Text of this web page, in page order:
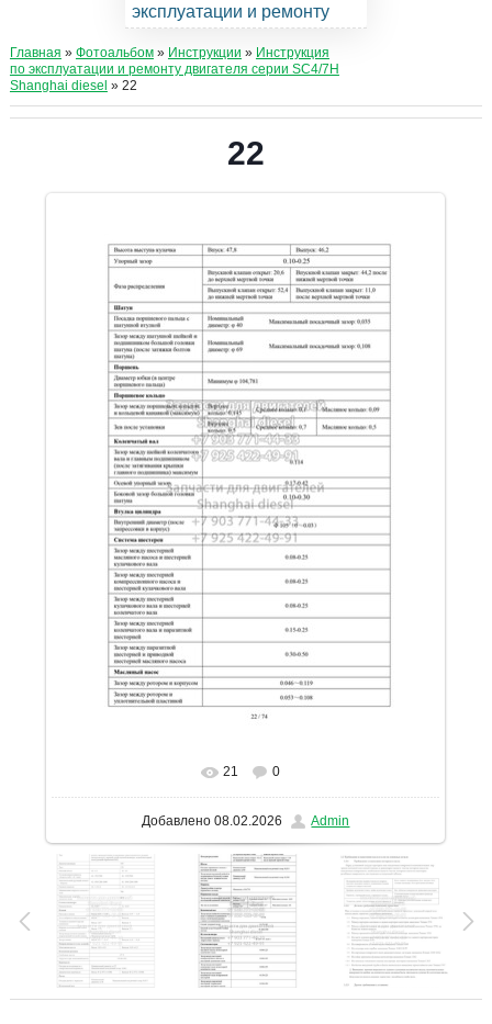
эксплуатации и ремонту
Главная » Фотоальбом» Инструкции » Инструкция
по эксплуатации и ремонту двигателя серии SC4/7H
Shanghai diesel » 22
22
В реальном размере 1131x1600
21 0
Добавлено 08.02.2026 Admin